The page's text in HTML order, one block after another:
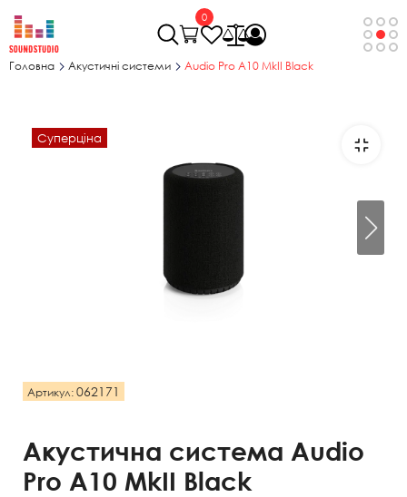
0
Головна Акустичні системи Audio Pro A10 MkII Black
Суперціна
Артикул: 062171
Акустична система Audio
Pro A10 MkII Black